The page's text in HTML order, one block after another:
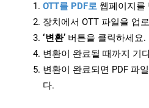
OTT를 PDF로 웹페이지를
장치에서 OTT 파일을 업
‘변환’ 버튼을 클릭하세요.
변환이 완료될 때까지 기
변환이 완료되면 PDF 파
다.